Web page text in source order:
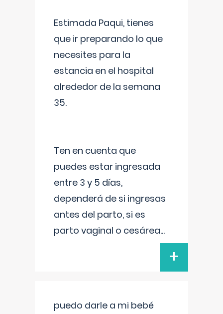
Estimada Paqui, tienes
que ir preparando lo que
necesites para la
estancia en el hospital
alrededor de la semana
35.
Ten en cuenta que
puedes estar ingresada
entre 3 y 5 días,
dependerá de si ingresas
antes del parto, si es
parto vaginal o cesárea...
+
puedo darle a mi bebé